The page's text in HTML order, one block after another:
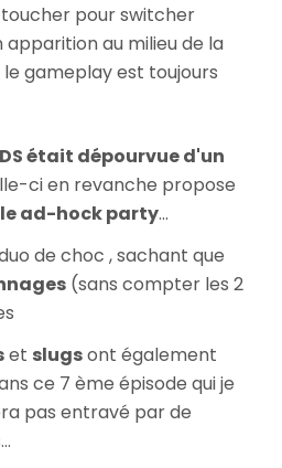
pour switcher
au milieu de la
gameplay est toujours
était dépourvue d'un
ci en revanche propose
ad-hock party...
de choc , sachant que
(sans compter les 2
et slugsont également
ce 7 ème épisode qui je
pas entravé par de